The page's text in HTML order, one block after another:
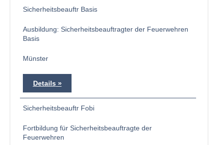
Sicherheitsbeauftr Basis
Ausbildung: Sicherheitsbeauftragter der Feuerwehren
Basis
Münster
Details
Sicherheitsbeauftr Fobi
Fortbildung für Sicherheitsbeauftragte der
Feuerwehren